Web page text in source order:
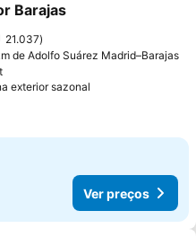
aos favoritos
Barajas
21.037
de Adolfo Suárez Madrid–Barajas
exterior sazonal
Ver preços